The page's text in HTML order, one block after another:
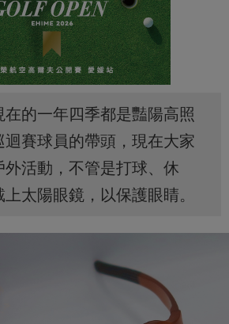
的一年四季都是豔陽高照
賽球員的帶頭，現在大家
活動，不管是打球、休
太陽眼鏡，以保護眼睛。